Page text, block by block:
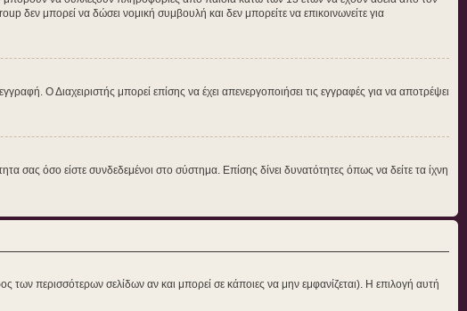
μπορεί να δώσει νομική συμβουλή και δεν μπορείτε να επικοινωνείτε για
Ο Διαχειριστής μπορεί επίσης να έχει απενεργοποιήσει τις εγγραφές για να αποτρέψει
όσο είστε συνδεδεμένοι στο σύστημα. Επίσης δίνει δυνατότητες όπως να δείτε τα ίχνη
των περισσότερων σελίδων αν και μπορεί σε κάποιες να μην εμφανίζεται). Η επιλογή αυτή